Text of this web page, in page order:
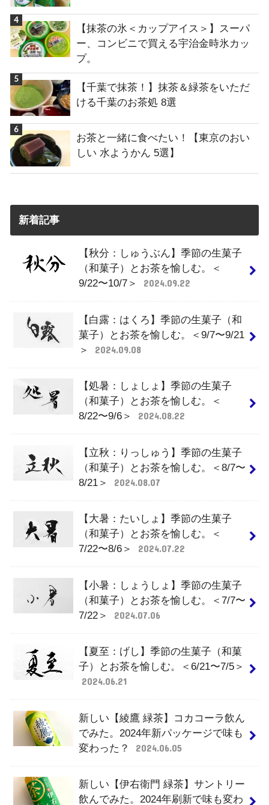
【抹茶の氷＜カップアイス＞】スーパ
ー、コンビニで買える宇治金時氷カッ
プ。
【千葉で抹茶！】抹茶＆緑茶をいただ
ける千葉のお茶処 8選
お茶と一緒に食べたい！【東京のおい
しい 水ようかん 5選】
新着記事
【秋分：しゅうぶん】季節の生菓子
（和菓子）とお茶を愉しむ。＜
9/22〜10/7＞
2024.09.22
【白露：はくろ】季節の生菓子（和
菓子）とお茶を愉しむ。＜9/7〜9/21
＞
2024.09.08
【処暑：しょしょ】季節の生菓子
（和菓子）とお茶を愉しむ。＜
8/22〜9/6＞
2024.08.22
【立秋：りっしゅう】季節の生菓子
（和菓子）とお茶を愉しむ。＜8/7〜
8/21＞
2024.08.07
【大暑：たいしょ】季節の生菓子
（和菓子）とお茶を愉しむ。＜
7/22〜8/6＞
2024.07.22
【小暑：しょうしょ】季節の生菓子
（和菓子）とお茶を愉しむ。＜7/7〜
7/22＞
2024.07.06
【夏至：げし】季節の生菓子（和菓
子）とお茶を愉しむ。＜6/21〜7/5＞
2024.06.21
新しい【綾鷹 緑茶】コカコーラ飲ん
でみた。2024年新パッケージで味も
変わった？
2024.06.05
新しい【伊右衛門 緑茶】サントリー
飲んでみた。2024年刷新で味も変わ